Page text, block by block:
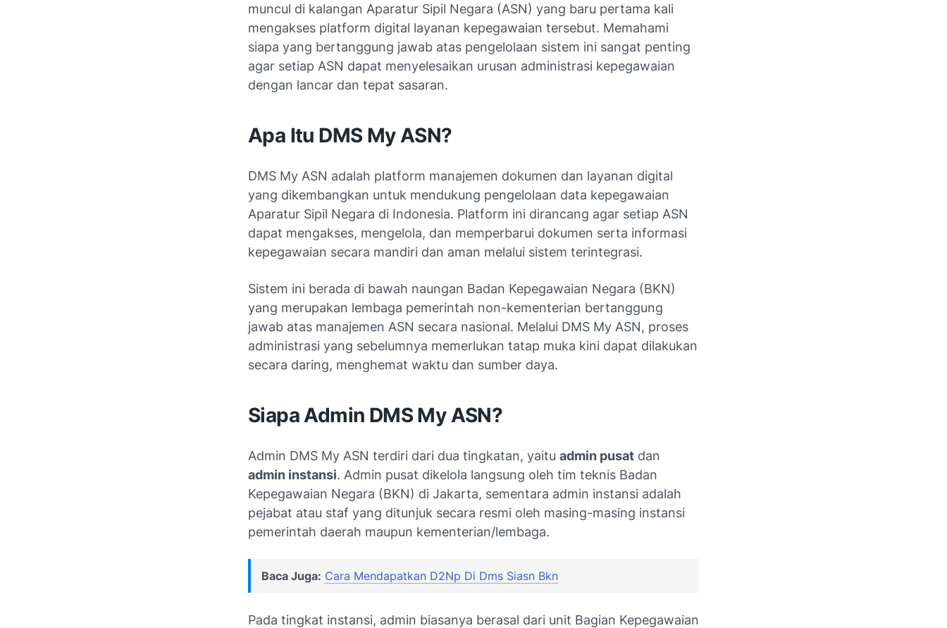
muncul di kalangan Aparatur Sipil Negara (ASN) yang baru pertama kali
mengakses platform digital layanan kepegawaian tersebut. Memahami
siapa yang bertanggung jawab atas pengelolaan sistem ini sangat penting
agar setiap ASN dapat menyelesaikan urusan administrasi kepegawaian
dengan lancar dan tepat sasaran.
Apa Itu DMS My ASN?
DMS My ASN adalah platform manajemen dokumen dan layanan digital
yang dikembangkan untuk mendukung pengelolaan data kepegawaian
Aparatur Sipil Negara di Indonesia. Platform ini dirancang agar setiap ASN
dapat mengakses, mengelola, dan memperbarui dokumen serta informasi
kepegawaian secara mandiri dan aman melalui sistem terintegrasi.
Sistem ini berada di bawah naungan Badan Kepegawaian Negara (BKN)
yang merupakan lembaga pemerintah non-kementerian bertanggung
jawab atas manajemen ASN secara nasional. Melalui DMS My ASN, proses
administrasi yang sebelumnya memerlukan tatap muka kini dapat dilakukan
secara daring, menghemat waktu dan sumber daya.
Siapa Admin DMS My ASN?
Admin DMS My ASN terdiri dari dua tingkatan, yaitu admin pusat dan
admin instansi. Admin pusat dikelola langsung oleh tim teknis Badan
Kepegawaian Negara (BKN) di Jakarta, sementara admin instansi adalah
pejabat atau staf yang ditunjuk secara resmi oleh masing-masing instansi
pemerintah daerah maupun kementerian/lembaga.
Baca Juga: Cara Mendapatkan D2Np Di Dms Siasn Bkn
Pada tingkat instansi, admin biasanya berasal dari unit Bagian Kepegawaian